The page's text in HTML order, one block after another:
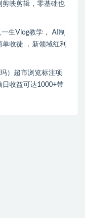
剪映剪辑，零基础也
生Vlog教学， AI制
收徒 ，新领域红利
）超市浏览标注项
日收益可达1000+带